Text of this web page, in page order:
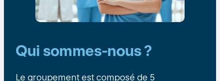
Qui sommes-nous ?
Le groupement est composé de 5